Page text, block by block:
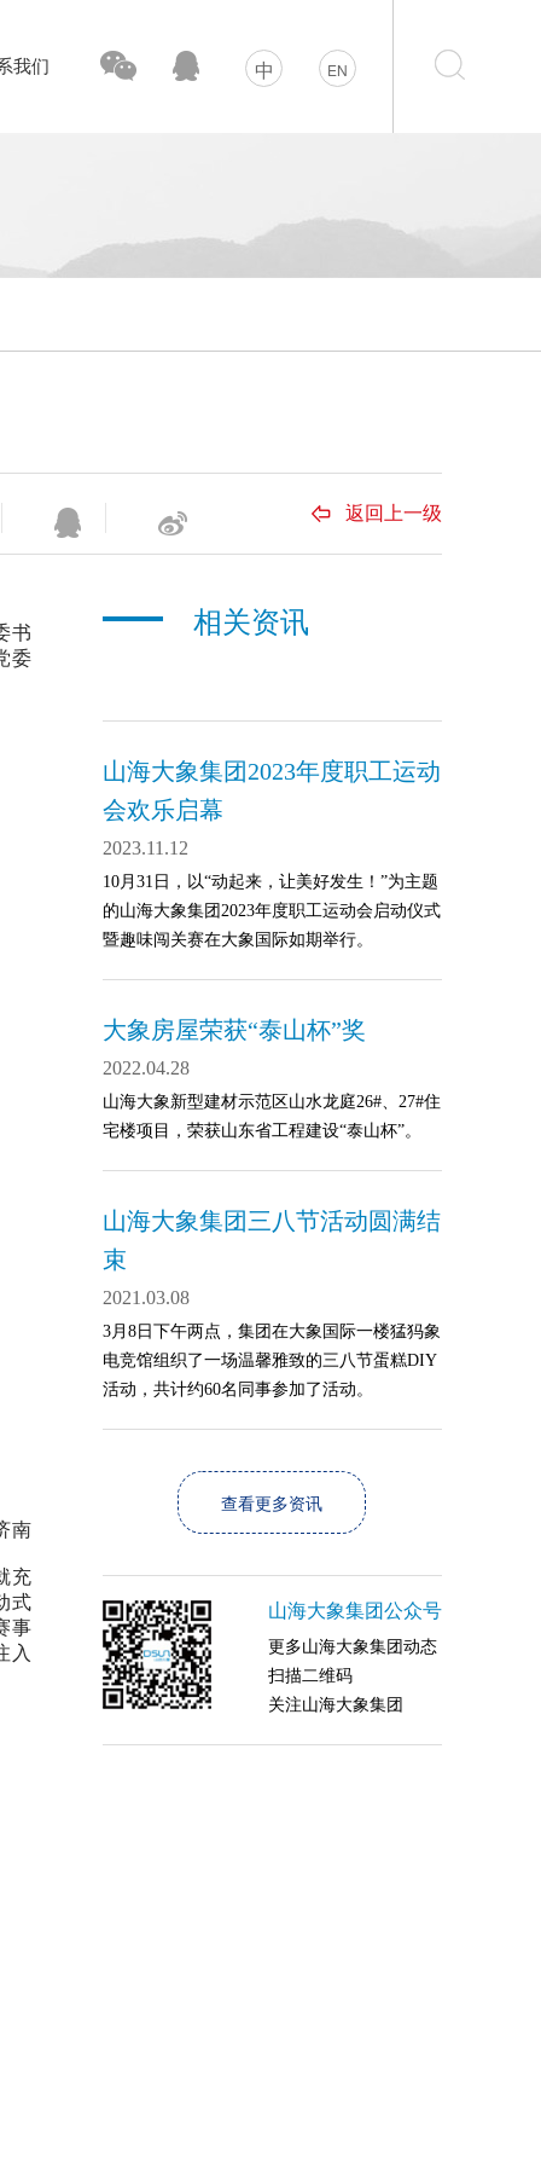
我们
返回上一级
书
委
南
充
式
事
入
相关资讯
山海大象集团2023年度职工运动
会欢乐启幕
2023.11.12
10月31日，以“动起来，让美好发生！”为主题
的山海大象集团2023年度职工运动会启动仪式
暨趣味闯关赛在大象国际如期举行。
大象房屋荣获“泰山杯”奖
2022.04.28
山海大象新型建材示范区山水龙庭26#、27#住
宅楼项目，荣获山东省工程建设“泰山杯”。
山海大象集团三八节活动圆满结
束
2021.03.08
3月8日下午两点，集团在大象国际一楼猛犸象
电竞馆组织了一场温馨雅致的三八节蛋糕DIY
活动，共计约60名同事参加了活动。
查看更多资讯
山海大象集团公众号
更多山海大象集团动态
扫描二维码
关注山海大象集团